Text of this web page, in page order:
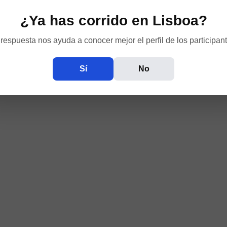
¿Ya has corrido en Lisboa?
nos ayuda a conocer mejor el perfil de los
Sí No